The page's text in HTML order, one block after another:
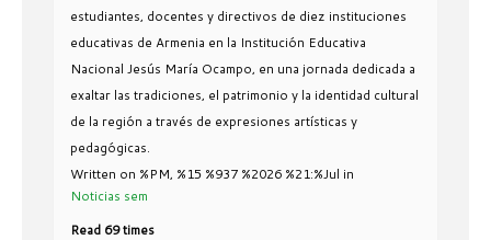
estudiantes, docentes y directivos de diez instituciones
educativas de Armenia en la Institución Educativa
Nacional Jesús María Ocampo, en una jornada dedicada a
exaltar las tradiciones, el patrimonio y la identidad cultural
de la región a través de expresiones artísticas y
pedagógicas.
Written on %PM, %15 %937 %2026 %21:%Jul in
Noticias sem
Read 69 times